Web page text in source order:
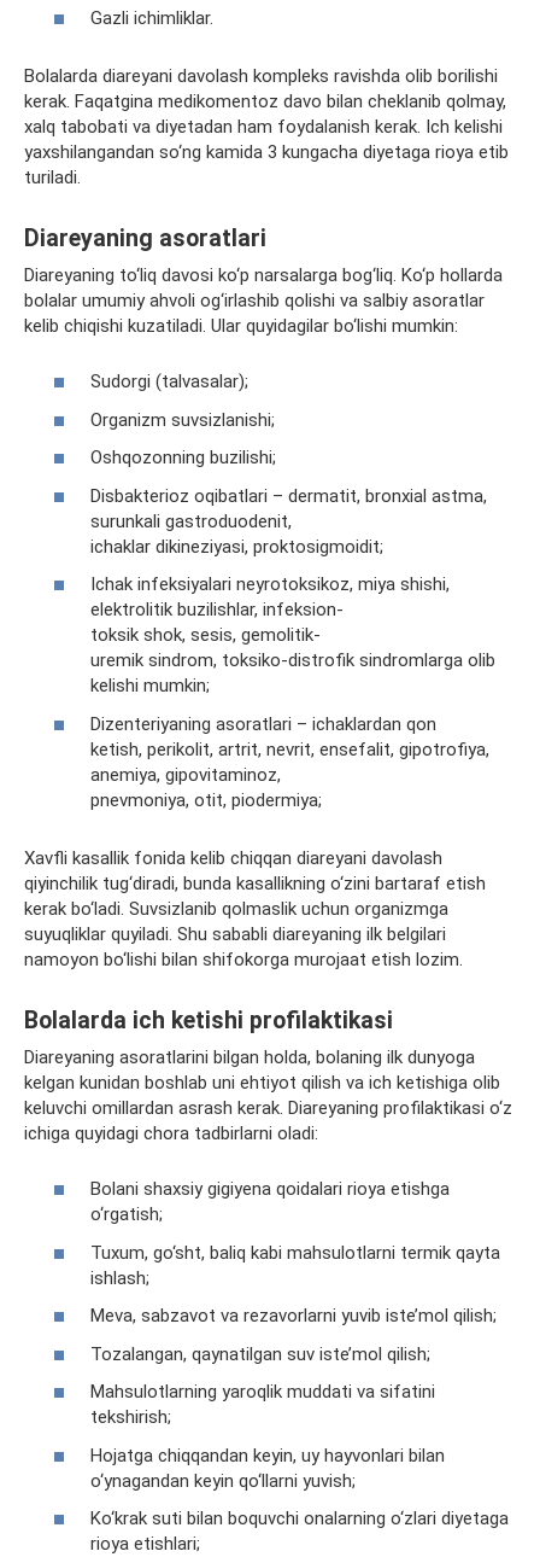
Gazli ichimliklar.
Bolalarda diareyani davolash kompleks ravishda olib borilishi
kerak. Faqatgina medikomentoz davo bilan cheklanib qolmay,
xalq tabobati va diyetadan ham foydalanish kerak. Ich kelishi
yaxshilangandan so‘ng kamida 3 kungacha diyetaga rioya etib
turiladi.
Diareyaning asoratlari
Diareyaning to‘liq davosi ko‘p narsalarga bog‘liq. Ko‘p hollarda
bolalar umumiy ahvoli og‘irlashib qolishi va salbiy asoratlar
kelib chiqishi kuzatiladi. Ular quyidagilar bo‘lishi mumkin:
Sudorgi (talvasalar);
Organizm suvsizlanishi;
Oshqozonning buzilishi;
Disbakterioz oqibatlari – dermatit, bronxial astma,
surunkali gastroduodenit,
ichaklar dikineziyasi, proktosigmoidit;
Ichak infeksiyalari neyrotoksikoz, miya shishi,
elektrolitik buzilishlar, infeksion-
toksik shok, sesis, gemolitik-
uremik sindrom, toksiko-distrofik sindromlarga olib
kelishi mumkin;
Dizenteriyaning asoratlari – ichaklardan qon
ketish, perikolit, artrit, nevrit, ensefalit, gipotrofiya,
anemiya, gipovitaminoz,
pnevmoniya, otit, piodermiya;
Xavfli kasallik fonida kelib chiqqan diareyani davolash
qiyinchilik tug‘diradi, bunda kasallikning o‘zini bartaraf etish
kerak bo‘ladi. Suvsizlanib qolmaslik uchun organizmga
suyuqliklar quyiladi. Shu sababli diareyaning ilk belgilari
namoyon bo‘lishi bilan shifokorga murojaat etish lozim.
Bolalarda ich ketishi profilaktikasi
Diareyaning asoratlarini bilgan holda, bolaning ilk dunyoga
kelgan kunidan boshlab uni ehtiyot qilish va ich ketishiga olib
keluvchi omillardan asrash kerak. Diareyaning profilaktikasi o‘z
ichiga quyidagi chora tadbirlarni oladi:
Bolani shaxsiy gigiyena qoidalari rioya etishga
o‘rgatish;
Tuxum, go‘sht, baliq kabi mahsulotlarni termik qayta
ishlash;
Meva, sabzavot va rezavorlarni yuvib iste’mol qilish;
Tozalangan, qaynatilgan suv iste’mol qilish;
Mahsulotlarning yaroqlik muddati va sifatini
tekshirish;
Hojatga chiqqandan keyin, uy hayvonlari bilan
o‘ynagandan keyin qo‘llarni yuvish;
Ko‘krak suti bilan boquvchi onalarning o‘zlari diyetaga
rioya etishlari;